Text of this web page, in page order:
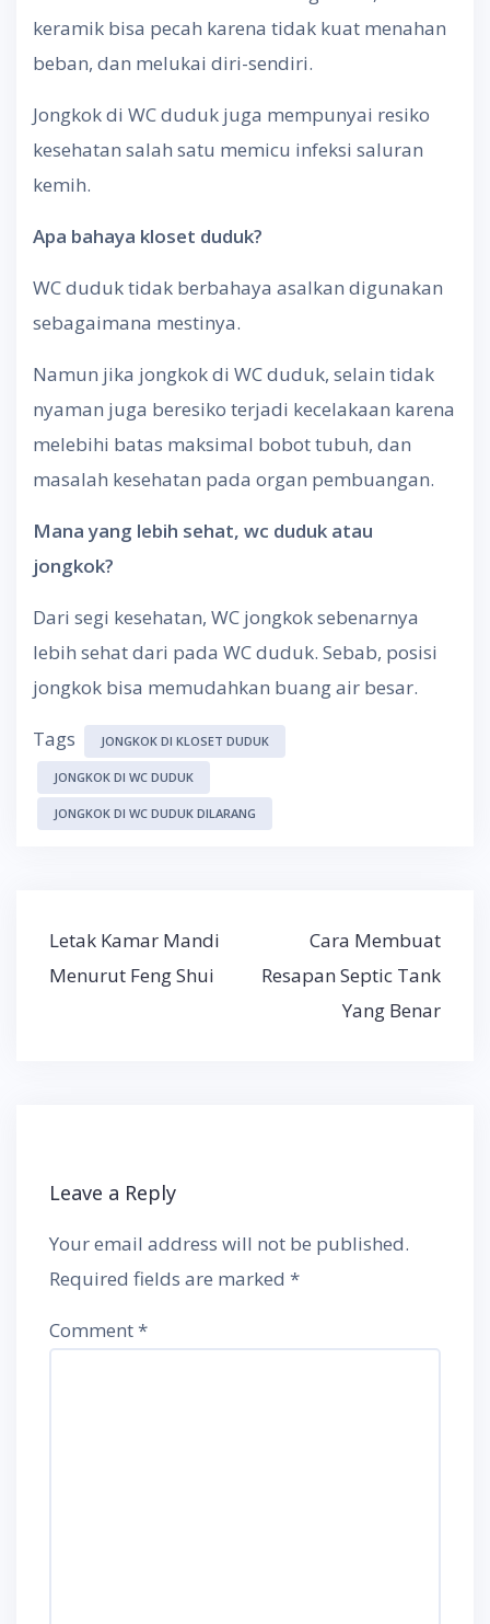
keramik bisa pecah karena tidak kuat menahan
beban, dan melukai diri-sendiri.
Jongkok di WC duduk juga mempunyai resiko
kesehatan salah satu memicu infeksi saluran
kemih.
Apa bahaya kloset duduk?
WC duduk tidak berbahaya asalkan digunakan
sebagaimana mestinya.
Namun jika jongkok di WC duduk, selain tidak
nyaman juga beresiko terjadi kecelakaan karena
melebihi batas maksimal bobot tubuh, dan
masalah kesehatan pada organ pembuangan.
Mana yang lebih sehat, wc duduk atau
jongkok?
Dari segi kesehatan, WC jongkok sebenarnya
lebih sehat dari pada WC duduk. Sebab, posisi
jongkok bisa memudahkan buang air besar.
Tags JONGKOK DI KLOSET DUDUK
JONGKOK DI WC DUDUK
JONGKOK DI WC DUDUK DILARANG
Post
Letak Kamar Mandi
Menurut Feng Shui
Cara Membuat
Resapan Septic Tank
Yang Benar
Leave a Reply
Your email address will not be published.
Required fields are marked *
Comment*